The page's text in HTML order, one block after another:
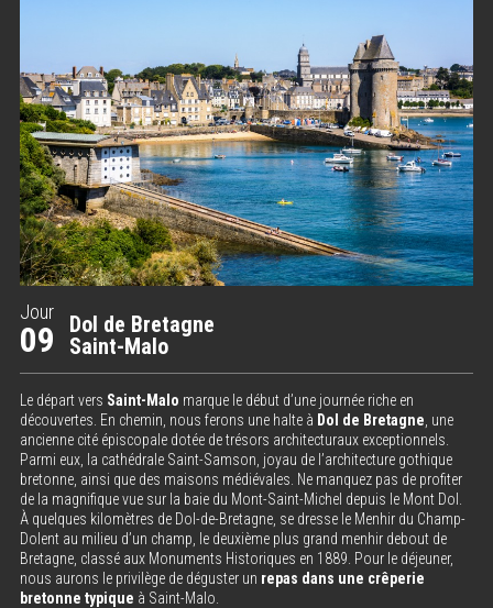
Jour
09
Dol de Bretagne
Saint-Malo
Le départ vers Saint-Malo marque le début d’une journée riche en
découvertes. En chemin, nous ferons une halte à Dol de Bretagne , une
ancienne cité épiscopale dotée de trésors architecturaux exceptionnels.
Parmi eux, la cathédrale Saint-Samson, joyau de l’architecture gothique
bretonne, ainsi que des maisons médiévales. Ne manquez pas de profiter
de la magnifique vue sur la baie du Mont-Saint-Michel depuis le Mont Dol.
À quelques kilomètres de Dol-de-Bretagne, se dresse le Menhir du Champ-
Dolent au milieu d’un champ, le deuxième plus grand menhir debout de
Bretagne, classé aux Monuments Historiques en 1889. Pour le déjeuner,
nous aurons le privilège de déguster un repas dans une crêperie
bretonne typique à Saint-Malo.